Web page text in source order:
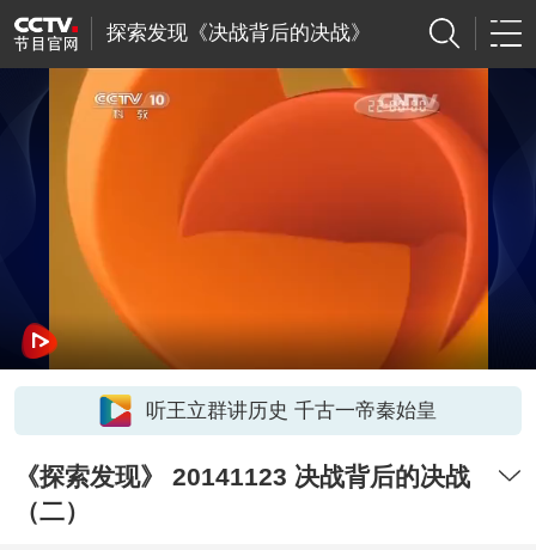
探索发现《决战背后的决战》
听王立群讲历史 千古一帝秦始皇
《探索发现》 20141123 决战背后的决战
（二）